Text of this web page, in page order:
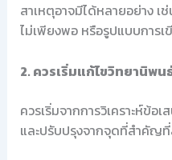
สาเหตุอาจมีได้หลายอย่าง เ
ไม่เพียงพอ หรือรูปแบบการเ
2. ควรเริ่มแก้ไขวิทยานิพน
ควรเริ่มจากการวิเคราะห์ข้อ
และปรับปรุงจากจุดที่สำคัญ